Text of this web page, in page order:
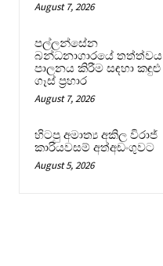
August 7, 2026
පල්ලන්සේන
බන්ධනාගාරයේ තත්ත්වය
පාලනය කිරීම සඳහා කඳුළු
ගෑස් ප්‍රහාර
August 7, 2026
හිටපු අමාත්‍ය අකිල විරාජ්
කාරියවසම් අත්අඩංගුවට
August 5, 2026